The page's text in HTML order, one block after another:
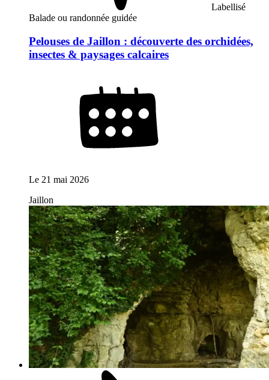
Labellisé
Balade ou randonnée guidée
Pelouses de Jaillon : découverte des orchidées,
insectes & paysages calcaires
Le 21 mai 2026
Jaillon